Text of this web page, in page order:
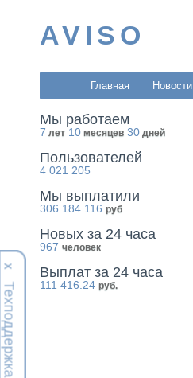
Х
Техподдержка
AVISO
Главная Новости
Мы работаем
7 лет 10 месяцев 30 дней
Пользователей
4 021 205
Мы выплатили
306 184 116 руб
Новых за 24 часа
967 человек
Выплат за 24 часа
111 416.24 руб.